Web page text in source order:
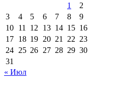
1
2
3
4 5 6 7 8
9
10 11 12 13 14 15 16
17 18 19 20 21 22 23
24 25 26 27 28 29 30
31
« Июл